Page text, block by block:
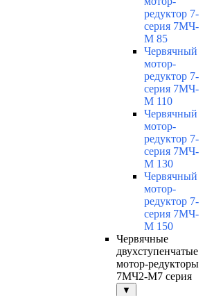
редуктор 7-
серия 7МЧ-
М 85
Червячный
мотор-
редуктор 7-
серия 7МЧ-
М 110
Червячный
мотор-
редуктор 7-
серия 7МЧ-
М 130
Червячный
мотор-
редуктор 7-
серия 7МЧ-
М 150
Червячные
двухступенчатые
мотор-редукторы
7МЧ2-М7 серия
▼